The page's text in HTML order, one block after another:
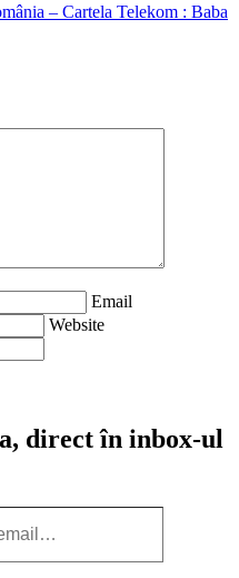
– Cartela Telekom : Baba
Email
Website
direct în inbox-ul